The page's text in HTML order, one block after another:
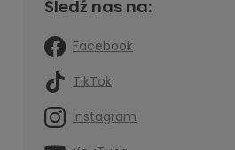
Śledź nas na:
Facebook
TikTok
Instagram